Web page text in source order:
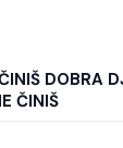
DOBRA
ČINIŠ